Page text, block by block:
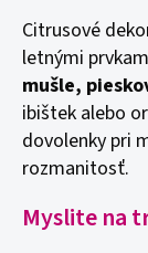
Citrusové
letnými
mušle,
ibištek alebo
dovolenky pri
rozmanitosť.
Myslite na